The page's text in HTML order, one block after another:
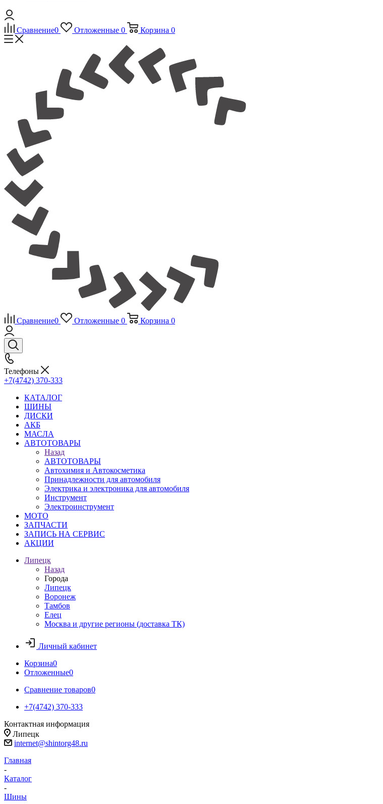
Сравнение0 Отложенные 0 Корзина 0
Сравнение0 Отложенные 0 Корзина 0
Телефоны
+7(4742) 370-333
КАТАЛОГ
ШИНЫ
ДИСКИ
АКБ
МАСЛА
АВТОТОВАРЫ
Назад
АВТОТОВАРЫ
Автохимия и Автокосметика
Принадлежности для автомобиля
Электрика и электроника для автомобиля
Инструмент
Электроинструмент
МОТО
ЗАПЧАСТИ
ЗАПИСЬ НА СЕРВИС
АКЦИИ
Липецк
Назад
Города
Липецк
Воронеж
Тамбов
Елец
Москва и другие регионы (доставка ТК)
Личный кабинет
Корзина0
Отложенные0
Сравнение товаров0
+7(4742) 370-333
Контактная информация
Липецк
internet@shintorg48.ru
Главная
-
Каталог
-
Шины